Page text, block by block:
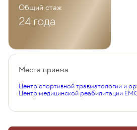
Общий стаж
24 года
Места приема
Центр спортивной травматологии и
Центр медицинской реабилитации